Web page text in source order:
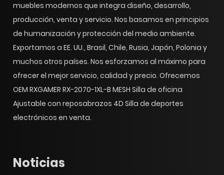
muebles modernos que integra diseño, desarrollo,
producción, venta y servicio. Nos basamos en principios
de humanización y protección del medio ambiente.
Exportamos a EE. UU., Brasil, Chile, Rusia, Japón, Polonia y
muchos otros países. Nos esforzamos al máximo para
ofrecer el mejor servicio, calidad y precio. Ofrecemos
OEM RXGAMER RX-2070-1XL-B MESH Silla de oficina
Ajustable con reposabrazos 4D Silla de deportes
electrónicos en venta.
Noticias